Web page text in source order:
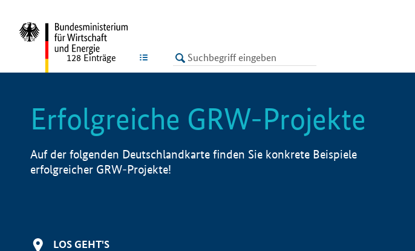
LISTE
128 Einträge
Erfolgreiche GRW-Projekte
Auf der folgenden Deutschlandkarte finden Sie konkrete Beispiele
erfolgreicher GRW-Projekte!
LOS GEHT'S